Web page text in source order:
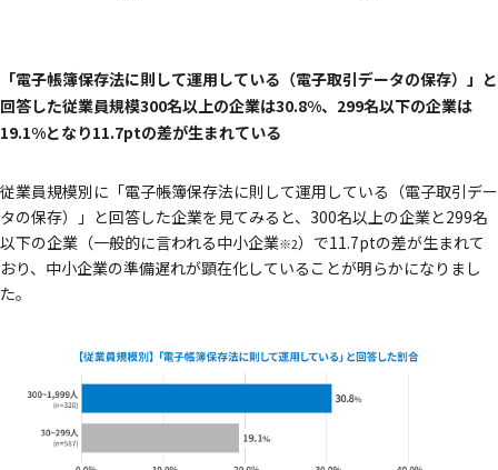
「電子帳簿保存法に則して運用している（電子取引データの保存）」と
回答した従業員規模300名以上の企業は30.8%、299名以下の企業は
19.1%となり11.7ptの差が生まれている
従業員規模別に「電子帳簿保存法に則して運用している（電子取引デー
タの保存）」と回答した企業を見てみると、300名以上の企業と299名
以下の企業（一般的に言われる中小企業※2）で11.7ptの差が生まれて
おり、中小企業の準備遅れが顕在化していることが明らかになりまし
た。